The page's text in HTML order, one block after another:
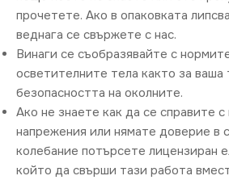
прочетете. Ако в опаковката
веднага се свържете с нас.
Винаги се съобразявайте с
осветителните тела както за ваша
безопасността на околните.
Ако не знаете как да се справите с
напрежения или нямате доверие в
колебание потърсете лицензиран
който да свърши тази работа